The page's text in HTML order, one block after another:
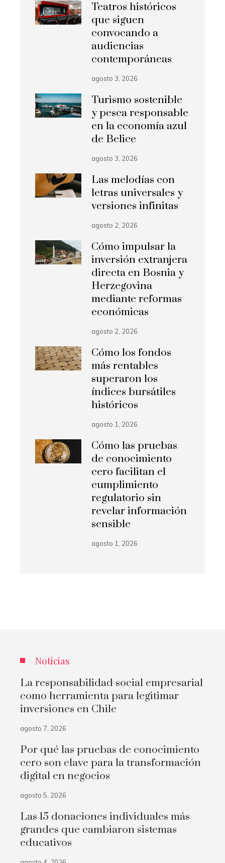
Teatros históricos
que siguen
convocando a
audiencias
contemporáneas
agosto 3, 2026
Turismo sostenible
y pesca responsable
en la economía azul
de Belice
agosto 3, 2026
Las melodías con
letras universales y
versiones infinitas
agosto 2, 2026
Cómo impulsar la
inversión extranjera
directa en Bosnia y
Herzegovina
mediante reformas
económicas
agosto 2, 2026
Cómo los fondos
más rentables
superaron los
índices bursátiles
históricos
agosto 1, 2026
Cómo las pruebas
de conocimiento
cero facilitan el
cumplimiento
regulatorio sin
revelar información
sensible
agosto 1, 2026
Noticias
La responsabilidad social empresarial
como herramienta para legitimar
inversiones en Chile
agosto 7, 2026
Por qué las pruebas de conocimiento
cero son clave para la transformación
digital en negocios
agosto 5, 2026
Las 15 donaciones individuales más
grandes que cambiaron sistemas
educativos